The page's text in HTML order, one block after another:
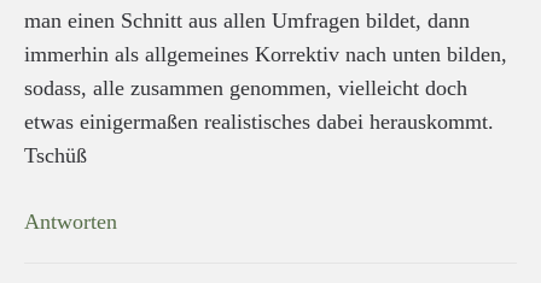
man einen Schnitt aus allen Umfragen bildet, dann
immerhin als allgemeines Korrektiv nach unten bilden,
sodass, alle zusammen genommen, vielleicht doch
etwas einigermaßen realistisches dabei herauskommt.
Tschüß
Antworten